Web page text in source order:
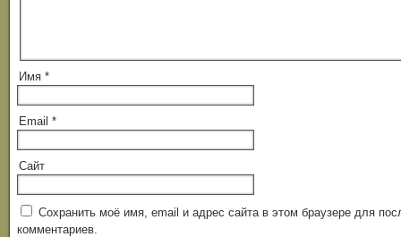
Имя *
Email *
Сайт
Сохранить моё имя, email и адрес сайта в этом браузере для
комментариев.